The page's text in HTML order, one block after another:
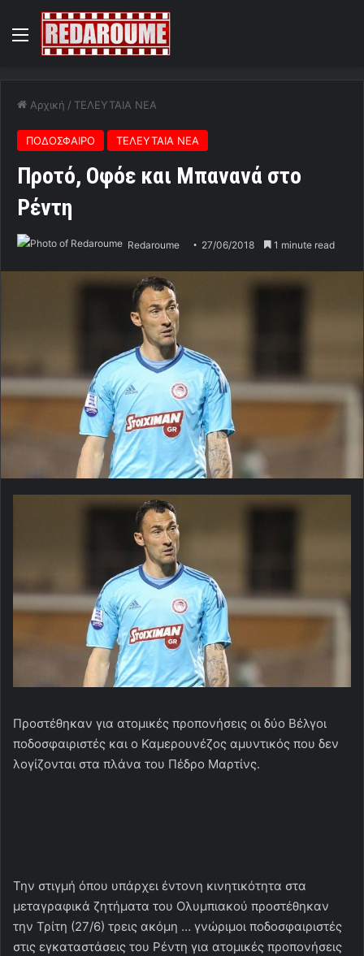
Menu
Αρχική / ΤΕΛΕΥΤΑΙΑ ΝΕΑ
ΠΟΔΟΣΦΑΙΡΟ ΤΕΛΕΥΤΑΙΑ ΝΕΑ
Προτό, Οφόε και Μπανανά στο
Ρέντη
Redaroume 27/06/2018 1 minute read
Προστέθηκαν για ατομικές προπονήσεις οι δύο Βέλγοι
ποδοσφαιριστές και ο Καμερουνέζος αμυντικός που δεν
λογίζονται στα πλάνα του Πέδρο Μαρτίνς.
Την στιγμή όπου υπάρχει έντονη κινητικότητα στα
μεταγραφικά ζητήματα του Ολυμπιακού προστέθηκαν
την Τρίτη (27/6) τρεις ακόμη … γνώριμοι ποδοσφαιριστές
στις εγκαταστάσεις του Ρέντη για ατομικές προπονήσεις